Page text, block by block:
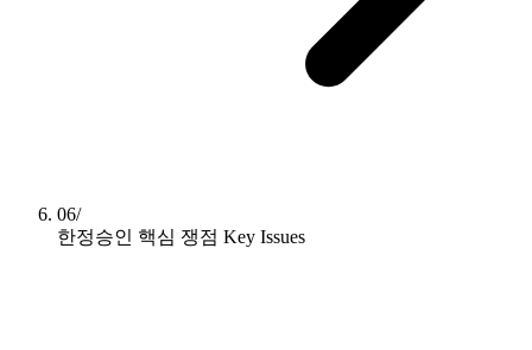
06/
한정승인 핵심 쟁점 Key Issues